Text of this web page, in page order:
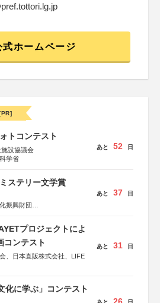
式ホームページ
トコンテスト
設協議会
学省
あと 52 日
ステリー文学賞
振興財団
あと 37 日
プロジェクトによ
コンテスト
、日本直販株式会社、LIFE
あと 31 日
化に学ぶ」コンテスト